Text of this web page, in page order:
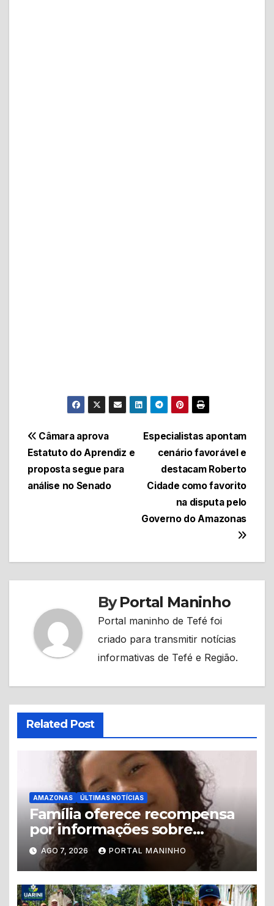
Navegação
de
Post
Especialistas apontam
cenário favorável e
destacam Roberto
Cidade como favorito
na disputa pelo
Governo do Amazonas
Câmara aprova
Estatuto do Aprendiz e
proposta segue para
análise no Senado
ByPortal Maninho
Portal maninho de Tefé foi
criado para transmitir notícias
informativas de Tefé e Região.
Related Post
AMAZONAS ÚLTIMAS NOTÍCIAS
Família oferece recompensa
por informações sobre
adolescente desaparecida
em Manaus
AGO 7, 2026 PORTAL MANINHO